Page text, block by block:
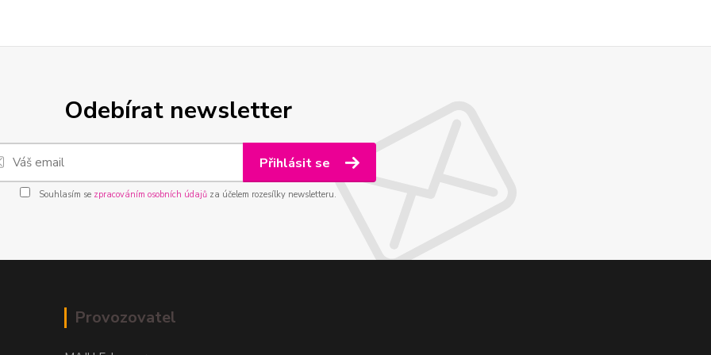
Odebírat newsletter
Přihlásit se
Souhlasím se zpracováním osobních údajůza účelem rozesílky newsletteru.
Provozovatel